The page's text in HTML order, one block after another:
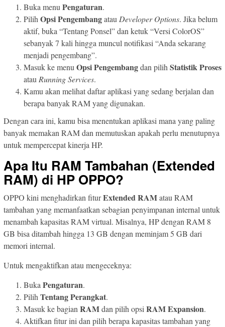
Buka menu Pengaturan.
Pilih Opsi Pengembangatau Developer Options. Jika belum
aktif, buka “Tentang Ponsel” dan ketuk “Versi ColorOS”
sebanyak 7 kali hingga muncul notifikasi “Anda sekarang
menjadi pengembang”.
Masuk ke menu Opsi Pengembangdan pilih Statistik Proses
atau Running Services.
Kamu akan melihat daftar aplikasi yang sedang berjalan dan
berapa banyak RAM yang digunakan.
Dengan cara ini, kamu bisa menentukan aplikasi mana yang paling
banyak memakan RAM dan memutuskan apakah perlu menutupnya
untuk mempercepat kinerja HP.
Apa Itu RAM Tambahan (Extended
RAM) di HP OPPO?
OPPO kini menghadirkan fiturExtended RAMatau RAM
tambahan yang memanfaatkan sebagian penyimpanan internal untuk
menambah kapasitas RAM virtual. Misalnya, HP dengan RAM 8
GB bisa ditambah hingga 13 GB dengan meminjam 5 GB dari
memori internal.
Untuk mengaktifkan atau mengeceknya:
Buka Pengaturan.
Pilih Tentang Perangkat.
Masuk ke bagian RAMdan pilih opsi RAM Expansion.
Aktifkan fitur ini dan pilih berapa kapasitas tambahan yang